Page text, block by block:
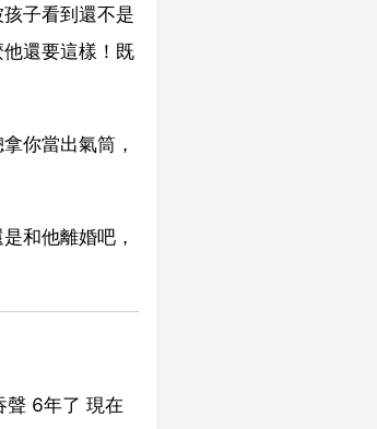
子看到還不是
還要這樣！既
你當出氣筒，
和他離婚吧，
聲 6年了 現在